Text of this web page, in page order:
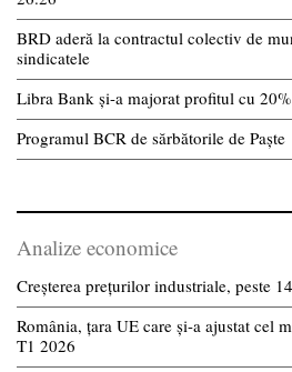
BRD aderă la contractul colectiv de
sindicatele
Libra Bank și-a majorat profitul cu
Programul BCR de sărbătorile de Paște
Analize economice
Creșterea prețurilor industriale, peste
România, țara UE care și-a ajustat cel
T1 2026